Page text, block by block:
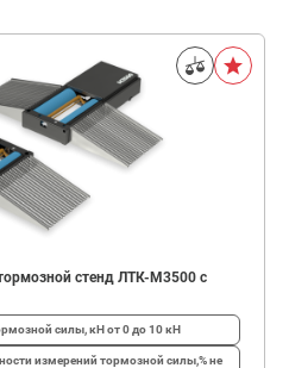
стенд ЛТК-М3500 с
силы, кНот 0 до 10 кН
измерений тормозной силы,%не